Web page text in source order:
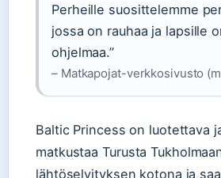
Perheille suosittelemme
jossa on rauhaa ja lapsille
ohjelmaa.”
– Matkapojat-verkkosivusto
Baltic Princess on luotettava
matkustaa Turusta
lähtöselvityksen kotona ja